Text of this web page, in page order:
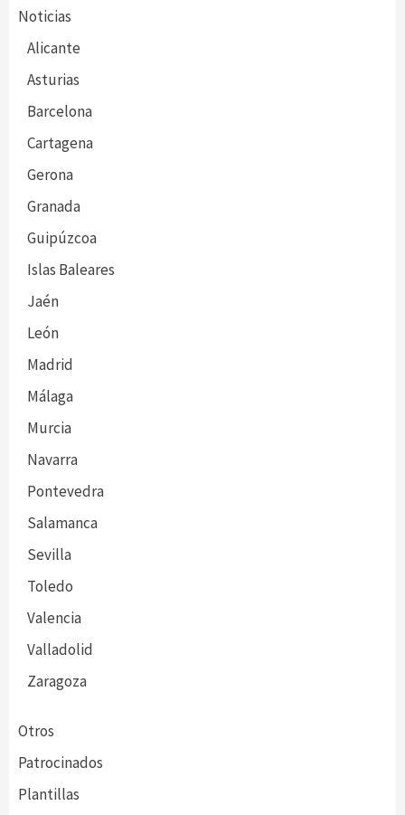
Noticias
Alicante
Asturias
Barcelona
Cartagena
Gerona
Granada
Guipúzcoa
Islas Baleares
Jaén
León
Madrid
Málaga
Murcia
Navarra
Pontevedra
Salamanca
Sevilla
Toledo
Valencia
Valladolid
Zaragoza
Otros
Patrocinados
Plantillas